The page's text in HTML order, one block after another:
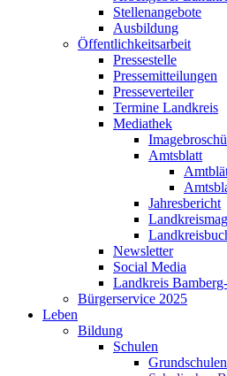
Stellenangebote
Ausbildung
Öffentlichkeitsarbeit
Pressestelle
Pressemitteilungen
Presseverteiler
Termine Landkreis
Mediathek
Amtsblatt
Jahresbericht
Newsletter
Social Media
Landkreis
Bürgerservice 2025
Leben
Bildung
Schulen
Grundschulen